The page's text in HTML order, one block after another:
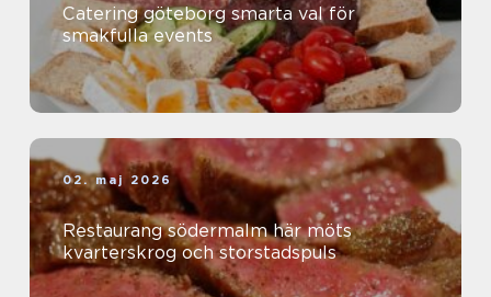
Catering göteborg smarta val för
smakfulla events
02. maj 2026
Restaurang södermalm här möts
kvarterskrog och storstadspuls